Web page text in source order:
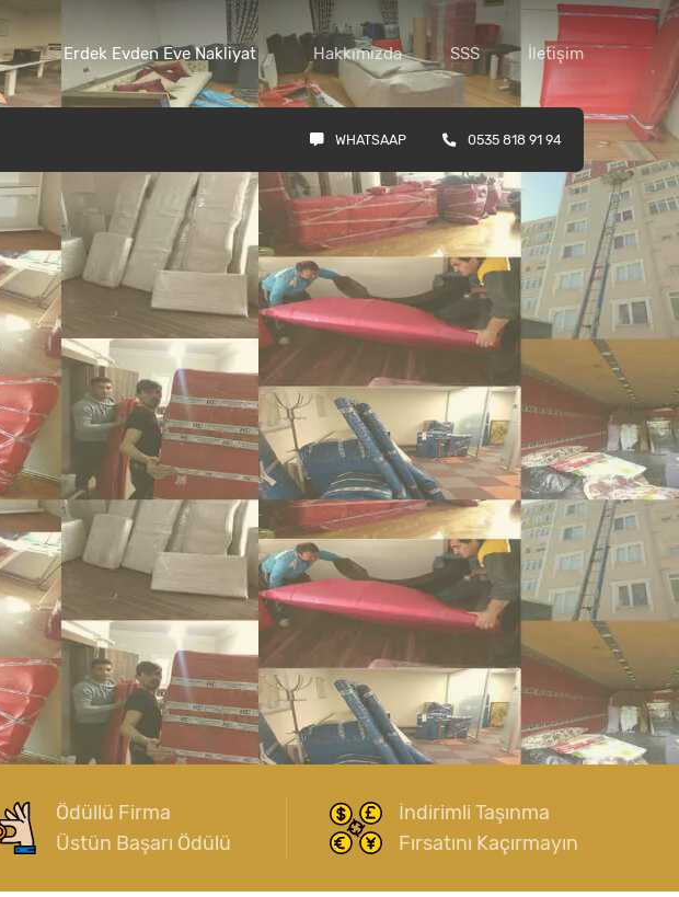
Erdek Evden Eve Nakliyat Hakkımızda SSS İletişim
WHATSAAP 0535 818 91 94
Ödüllü Firma
Üstün Başarı Ödülü
İndirimli Taşınma
Fırsatını Kaçırmayın